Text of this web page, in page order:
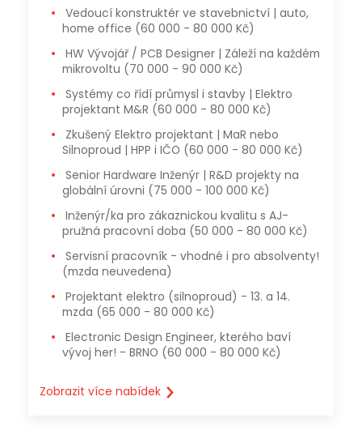
home office (60 000 - 80 000 Kč)
mikrovoltu (70 000 - 90 000 Kč)
projektant M&R (60 000 - 80 000 Kč)
Silnoproud | HPP i IČO (60 000 - 80 000 Kč)
globální úrovni (75 000 - 100 000 Kč)
pružná pracovní doba (50 000 - 80 000 Kč)
Servisní pracovník - vhodné i pro absolventy!
(mzda neuvedena)
mzda (65 000 - 80 000 Kč)
vývoj her! - BRNO (60 000 - 80 000 Kč)
Zobrazit více nabídek